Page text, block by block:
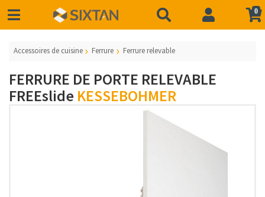
0
Accessoires de cuisine Ferrure Ferrure relevable
FERRURE DE PORTE RELEVABLE
FREEslide KESSEBOHMER